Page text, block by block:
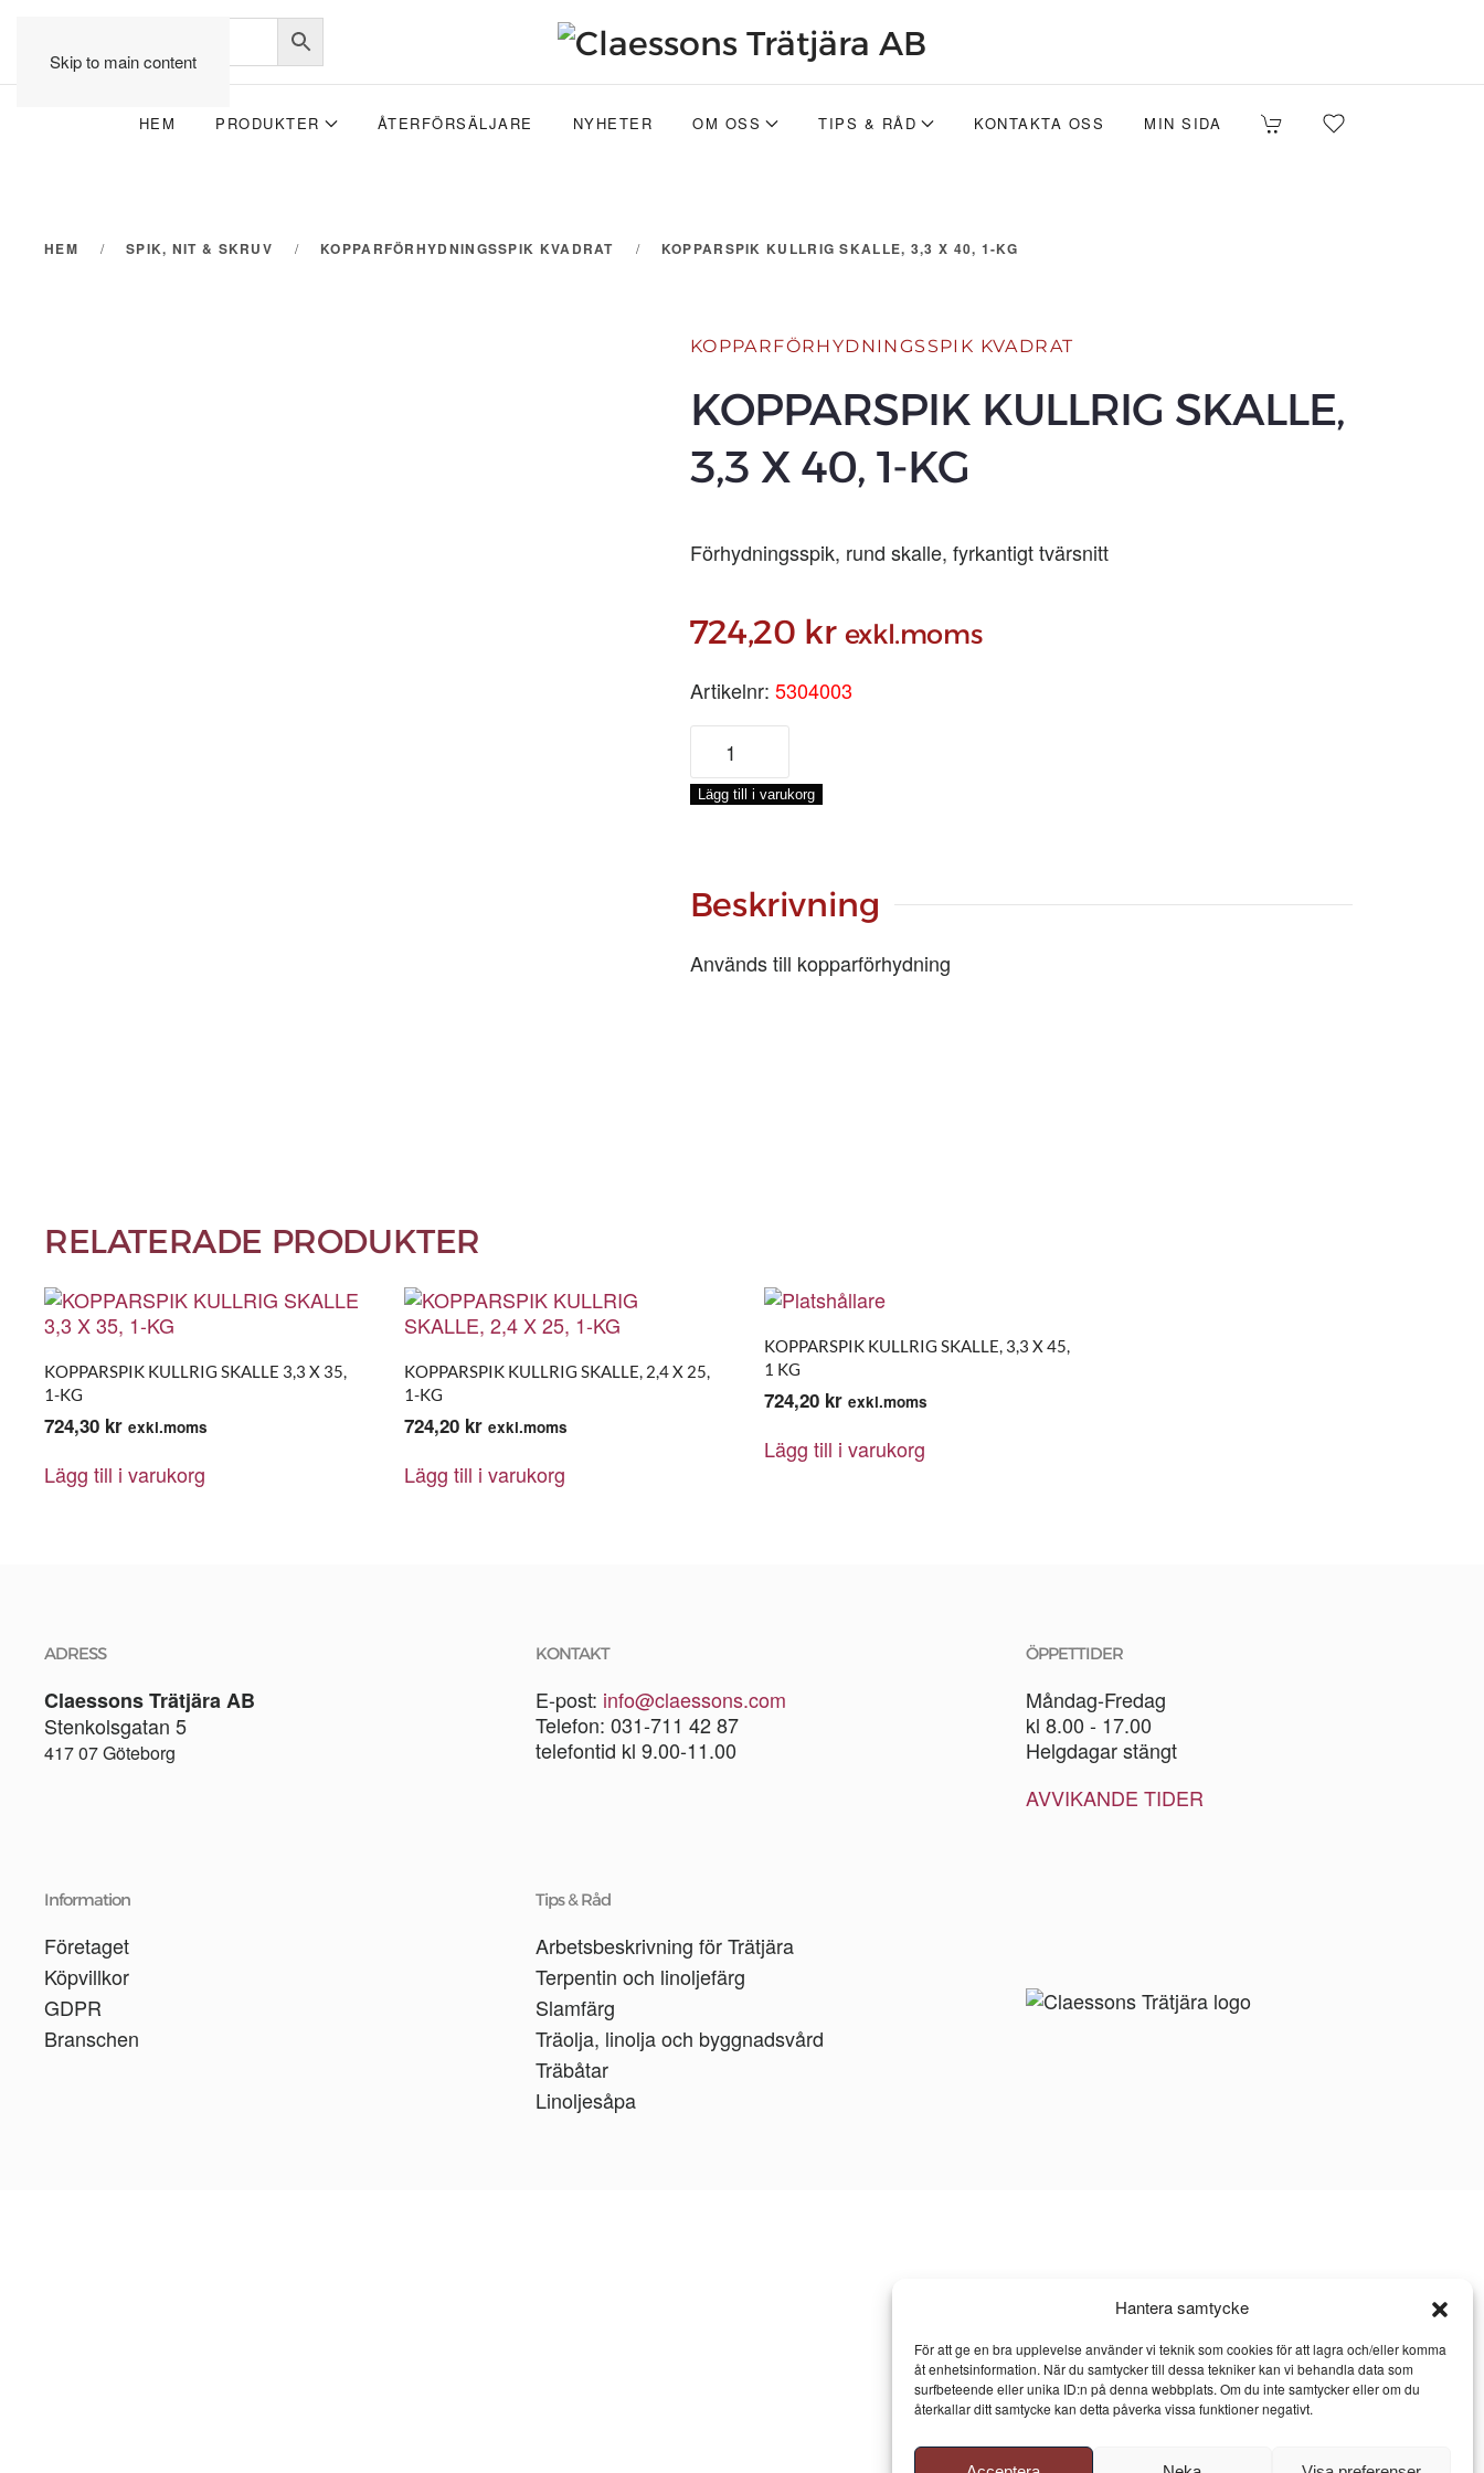
Hantera samtycke
För att ge en bra upplevelse använder vi teknik som cookies för att lagra och/eller komma
åt enhetsinformation. När du samtycker till dessa tekniker kan vi behandla data som
surfbeteende eller unika ID:n på denna webbplats. Om du inte samtycker eller om du
återkallar ditt samtycke kan detta påverka vissa funktioner negativt.
Skip to main content
HEM PRODUKTER ÅTERFÖRSÄLJARE NYHETER OM OSS TIPS & RÅD KONTAKTA OSS MIN SIDA
HEM SPIK, NIT & SKRUV KOPPARFÖRHYDNINGSSPIK KVADRAT KOPPARSPIK KULLRIG SKALLE, 3,3 X 40, 1-KG
KOPPARFÖRHYDNINGSSPIK KVADRAT
KOPPARSPIK KULLRIG SKALLE,
3,3 X 40, 1-KG
Förhydningsspik, rund skalle, fyrkantigt tvärsnitt
724,20 kr exkl.moms
Artikelnr: 5304003
KOPPARSPIK
KULLRIG
SKALLE,
3,3
1-
KG
Lägg till i varukorg
Beskrivning
Används till kopparförhydning
RELATERADE PRODUKTER
KOPPARSPIK KULLRIG SKALLE 3,3 X 35,
1-KG
724,30 kr exkl.moms
Lägg till i varukorg
KOPPARSPIK KULLRIG SKALLE, 2,4 X 25,
1-KG
724,20 kr exkl.moms
Lägg till i varukorg
KOPPARSPIK KULLRIG SKALLE, 3,3 X 45,
1 KG
724,20 kr exkl.moms
Lägg till i varukorg
ADRESS
Claessons Trätjära AB
Stenkolsgatan 5
417 07 Göteborg
KONTAKT
E-post: info@claessons.com
Telefon: 031-711 42 87
telefontid kl 9.00-11.00
ÖPPETTIDER
Måndag-Fredag
kl 8.00 - 17.00
Helgdagar stängt
AVVIKANDE TIDER
Information
Företaget
Köpvillkor
GDPR
Branschen
Tips & Råd
Arbetsbeskrivning för Trätjära
Terpentin och linoljefärg
Slamfärg
Träolja, linolja och byggnadsvård
Träbåtar
Linoljesåpa